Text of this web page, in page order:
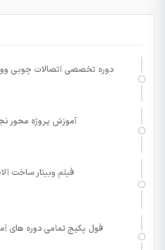
دوره تخصصی اتصالات چوبی
آموزش پروژه محور
فیلم وبینار ساخت
فول پکیج تمامی دوره های